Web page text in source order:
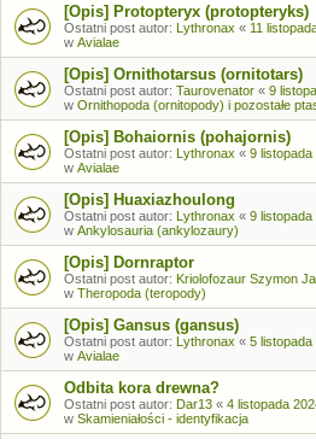
[Opis] Protopteryx (protopteryks)
Ostatni post autor: Lythronax « 11
w Avialae
[Opis] Ornithotarsus (ornitotars)
Ostatni post autor: Taurovenator « 9
w Ornithopoda (ornitopody) i pozostałe
[Opis] Bohaiornis (pohajornis)
Ostatni post autor: Lythronax « 9 listopada
w Avialae
[Opis] Huaxiazhoulong
Ostatni post autor: Lythronax « 9 listopada
w Ankylosauria (ankylozaury)
[Opis] Dornraptor
Ostatni post autor: Kriolofozaur Szymon
w Theropoda (teropody)
[Opis] Gansus (gansus)
Ostatni post autor: Lythronax « 5 listopada
w Avialae
Odbita kora drewna?
Ostatni post autor: Dar13 « 4 listopada
w Skamieniałości - identyfikacja